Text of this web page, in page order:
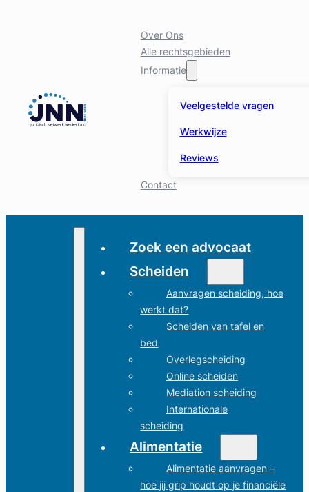
Over Ons
Alle rechtsgebieden
Informatie
Veelgestelde vragen
Werkwijze
Reviews
Contact
Zoek een advocaat
Scheiden
Aanvragen scheiding, hoe
werkt dat?
Scheiden van tafel en
bed
Overlegscheiding
Online scheiden
Mediation scheiding
Internationale
scheiding
Alimentatie
Alimentatie aanvragen –
hoe jij grip houdt op je financiële